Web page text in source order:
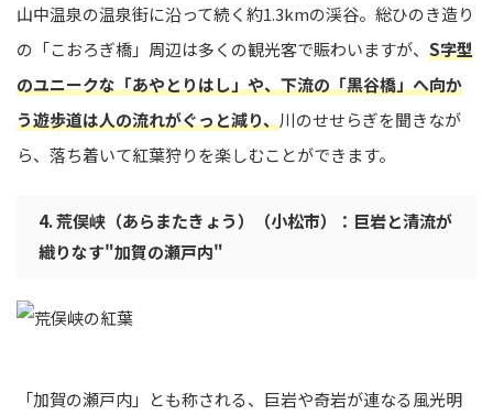
山中温泉の温泉街に沿って続く約1.3kmの渓谷。総ひのき造り
の「こおろぎ橋」周辺は多くの観光客で賑わいますが、 S字型
のユニークな「あやとりはし」や、下流の「黒谷橋」へ向か
う遊歩道は人の流れがぐっと減り、川のせせらぎを聞きなが
ら、落ち着いて紅葉狩りを楽しむことができます。
4. 荒俣峡（あらまたきょう）（小松市）：巨岩と清流が
織りなす"加賀の瀬戸内"
「加賀の瀬戸内」とも称される、巨岩や奇岩が連なる風光明